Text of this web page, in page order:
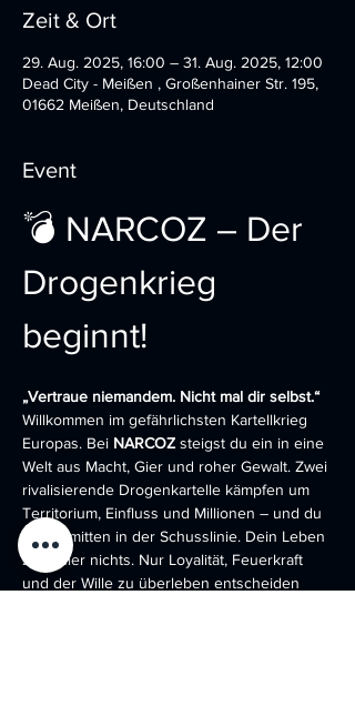
Zeit & Ort
29. Aug. 2025, 16:00 – 31. Aug. 2025, 12:00
Dead City - Meißen , Großenhainer Str. 195,
01662 Meißen, Deutschland
Event
💣 NARCOZ – Der
Drogenkrieg
beginnt!
„Vertraue niemandem. Nicht mal dir selbst.“
Willkommen im gefährlichsten Kartellkrieg
Europas. Bei NARCOZ steigst du ein in eine
Welt aus Macht, Gier und roher Gewalt. Zwei
rivalisierende Drogenkartelle kämpfen um
Territorium, Einfluss und Millionen – und du
stehst mitten in der Schusslinie. Dein Leben
zählt hier nichts. Nur Loyalität, Feuerkraft
und der Wille zu überleben entscheiden